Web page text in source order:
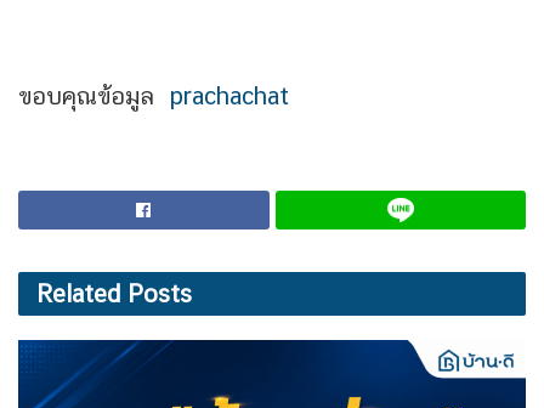
ขอบคุณข้อมูล prachachat
Related Posts